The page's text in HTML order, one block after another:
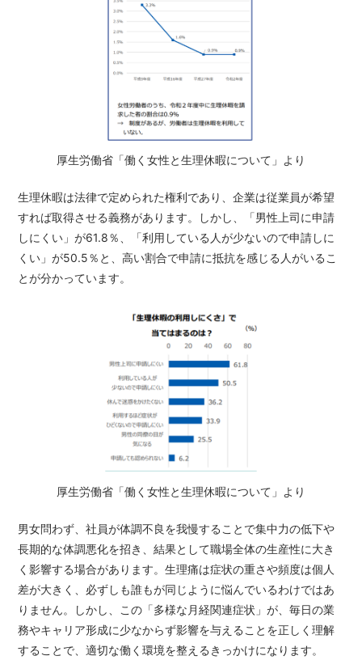
厚生労働省「働く女性と生理休暇について」より
生理休暇は法律で定められた権利であり、企業は従業員が希望
すれば取得させる義務があります。しかし、「男性上司に申請
しにくい」が61.8％、「利用している人が少ないので申請しに
くい」が50.5％と、高い割合で申請に抵抗を感じる人がいるこ
とが分かっています。
厚生労働省「働く女性と生理休暇について」より
男女問わず、社員が体調不良を我慢することで集中力の低下や
長期的な体調悪化を招き、結果として職場全体の生産性に大き
く影響する場合があります。生理痛は症状の重さや頻度は個人
差が大きく、必ずしも誰もが同じように悩んでいるわけではあ
りません。しかし、この「多様な月経関連症状」が、毎日の業
務やキャリア形成に少なからず影響を与えることを正しく理解
することで、適切な働く環境を整えるきっかけになります。